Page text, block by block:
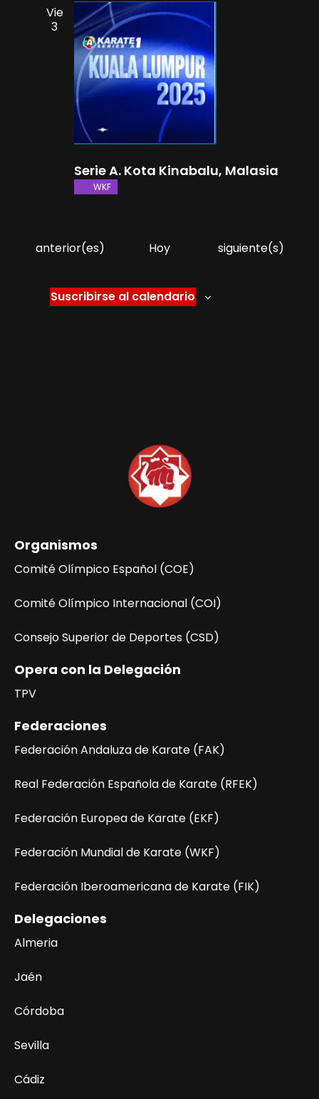
Vie
3
Serie A. Kota Kinabalu, Malasia
WKF
E
anterior(es) Hoy
E
siguiente(s)
Suscribirse al calendario
Organismos
Comité Olímpico Español (COE)
Comité Olímpico Internacional (COI)
Consejo Superior de Deportes (CSD)
Opera con la Delegación
TPV
Federaciones
Federación Andaluza de Karate (FAK)
Real Federación Española de Karate (RFEK)
Federación Europea de Karate (EKF)
Federación Mundial de Karate (WKF)
Federación Iberoamericana de Karate (FIK)
Delegaciones
Almeria
Jaén
Córdoba
Sevilla
Cádiz